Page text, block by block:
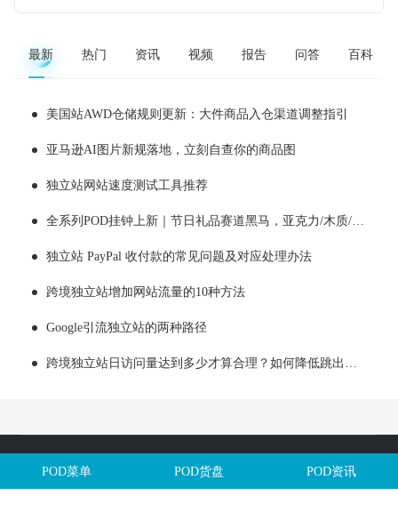
最新 热门 资讯 视频 报告 问答 百科
美国站AWD仓储规则更新：大件商品入仓渠道调整指引
亚马逊AI图片新规落地，立刻自查你的商品图
独立站网站速度测试工具推荐
全系列POD挂钟上新｜节日礼品赛道黑马，亚克力/木质/铁艺/ 玻璃挂钟选品全解析！
独立站 PayPal 收付款的常见问题及对应处理办法
跨境独立站增加网站流量的10种方法
Google引流独立站的两种路径
跨境独立站日访问量达到多少才算合理？如何降低跳出率？
Copyright @全球定制网All Rights Reserved. 闽ICP备2025106563号
POD菜单 POD货盘 POD资讯